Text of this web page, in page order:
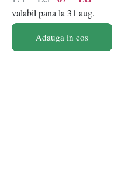
valabil pana la 31 aug.
Adauga in cos